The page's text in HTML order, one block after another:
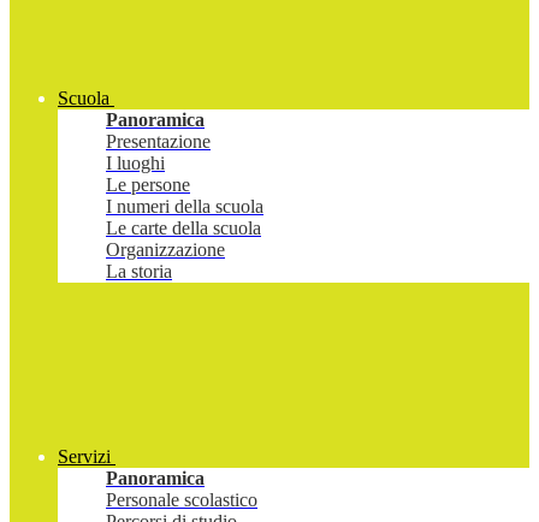
Scuola
Panoramica
Presentazione
I luoghi
Le persone
I numeri della scuola
Le carte della scuola
Organizzazione
La storia
Servizi
Panoramica
Personale scolastico